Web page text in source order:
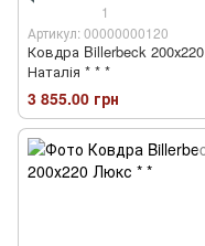
1
Артикул: 00000000120
Ковдра Billerbeck 200х220
Наталія * * *
3 855.00 грн